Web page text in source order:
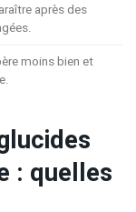
après des
moins bien et
: quelles